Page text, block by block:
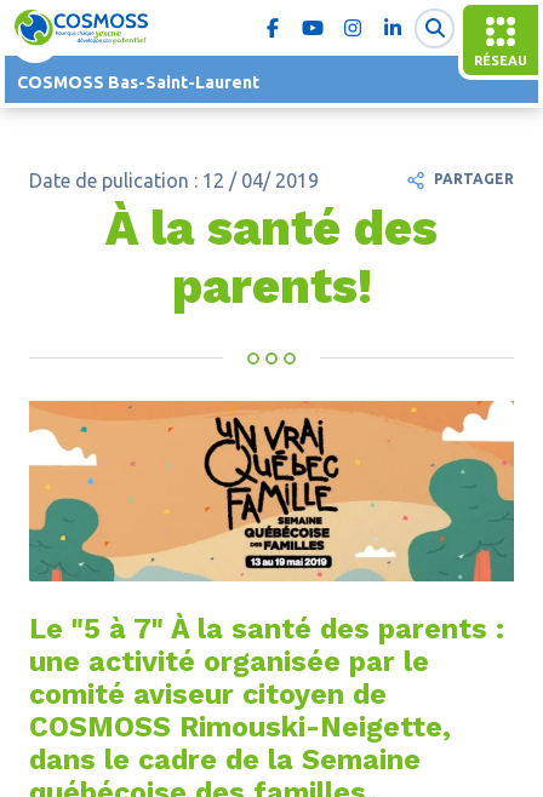
RÉSEAU
COSMOSS Bas-Saint-Laurent
Date de pulication : 12 / 04/ 2019
À la santé des
parents!
Le "5 à 7" À la santé des parents :
une activité organisée par le
comité aviseur citoyen de
COSMOSS Rimouski-Neigette,
dans le cadre de la Semaine
PARTAGER